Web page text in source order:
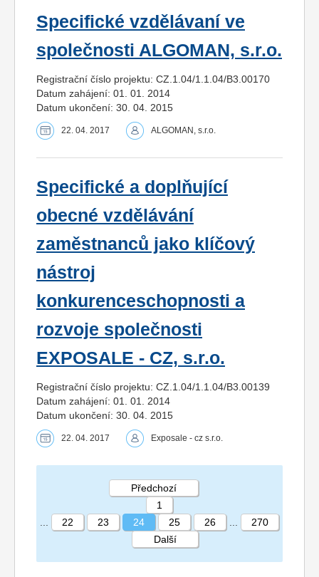
Specifické vzdělávaní ve
společnosti ALGOMAN, s.r.o.
Registrační číslo projektu: CZ.1.04/1.1.04/B3.00170
Datum zahájení: 01. 01. 2014
Datum ukončení: 30. 04. 2015
22. 04. 2017 ALGOMAN, s.r.o.
Specifické a doplňující
obecné vzdělávání
zaměstnanců jako klíčový
nástroj
konkurenceschopnosti a
rozvoje společnosti
EXPOSALE - CZ, s.r.o.
Registrační číslo projektu: CZ.1.04/1.1.04/B3.00139
Datum zahájení: 01. 01. 2014
Datum ukončení: 30. 04. 2015
22. 04. 2017 Exposale - cz s.r.o.
STRÁNKA 24 270
Předchozí
1
22 23 24 25 26
270
Další